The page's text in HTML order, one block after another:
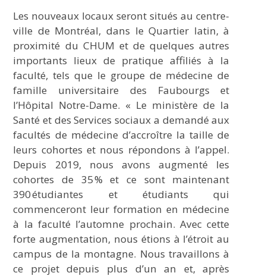
Les nouveaux locaux seront situés au centre-
ville de Montréal, dans le Quartier latin, à
proximité du CHUM et de quelques autres
importants lieux de pratique affiliés à la
faculté, tels que le groupe de médecine de
famille universitaire des Faubourgs et
l’Hôpital Notre-Dame. « Le ministère de la
Santé et des Services sociaux a demandé aux
facultés de médecine d’accroître la taille de
leurs cohortes et nous répondons à l’appel.
Depuis 2019, nous avons augmenté les
cohortes de 35 % et ce sont maintenant
390 étudiantes et étudiants qui
commenceront leur formation en médecine
à la faculté l’automne prochain. Avec cette
forte augmentation, nous étions à l’étroit au
campus de la montagne. Nous travaillons à
ce projet depuis plus d’un an et, après